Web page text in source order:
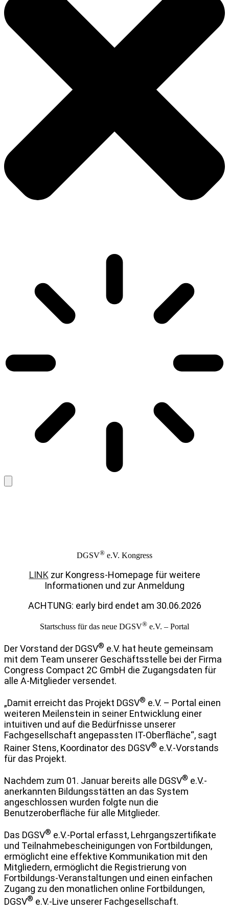
DGSV® e.V. Kongress
LINK zur Kongress-Homepage für weitere
Informationen und zur Anmeldung
ACHTUNG: early bird endet am 30.06.2026
Startschuss für das neue DGSV® e.V. – Portal
Der Vorstand der DGSV® e.V. hat heute gemeinsam
mit dem Team unserer Geschäftsstelle bei der Firma
Congress Compact 2C GmbH die Zugangsdaten für
alle A-Mitglieder versendet.
„Damit erreicht das Projekt DGSV® e.V. – Portal einen
weiteren Meilenstein in seiner Entwicklung einer
intuitiven und auf die Bedürfnisse unserer
Fachgesellschaft angepassten IT-Oberfläche“, sagt
Rainer Stens, Koordinator des DGSV® e.V.-Vorstands
für das Projekt.
Nachdem zum 01. Januar bereits alle DGSV® e.V.-
anerkannten Bildungsstätten an das System
angeschlossen wurden folgte nun die
Benutzeroberfläche für alle Mitglieder.
Das DGSV® e.V.-Portal erfasst, Lehrgangszertifikate
und Teilnahmebescheinigungen von Fortbildungen,
ermöglicht eine effektive Kommunikation mit den
Mitgliedern, ermöglicht die Registrierung von
Fortbildungs-Veranstaltungen und einen einfachen
Zugang zu den monatlichen online Fortbildungen,
DGSV® e.V.-Live unserer Fachgesellschaft.